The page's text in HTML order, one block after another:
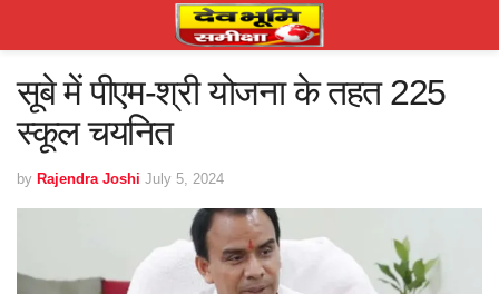
सूबे में पीएम-श्री योजना के तहत 225
स्कूल चयनित
by Rajendra Joshi July 5, 2024